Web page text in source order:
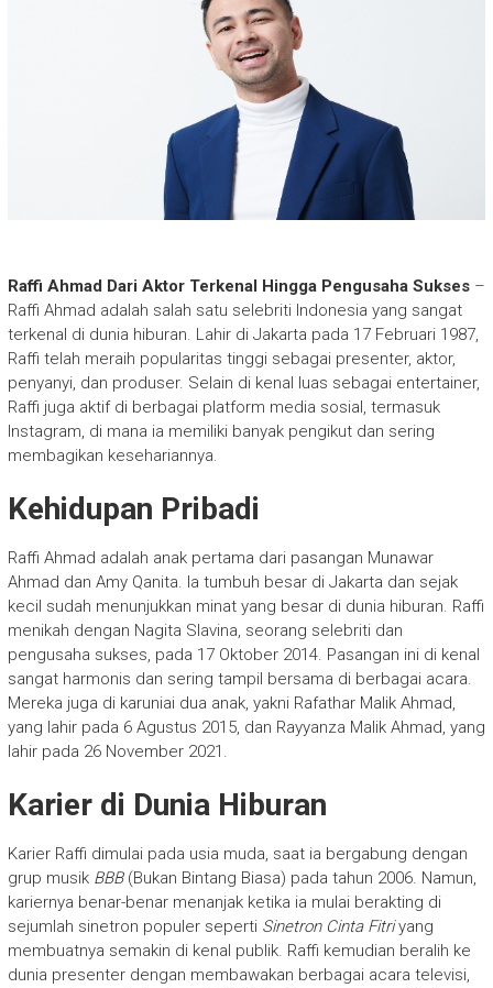
Raffi Ahmad Dari Aktor Terkenal Hingga Pengusaha Sukses–
Raffi Ahmad adalah salah satu selebriti Indonesia yang sangat
terkenal di dunia hiburan. Lahir di Jakarta pada 17 Februari 1987,
Raffi telah meraih popularitas tinggi sebagai presenter, aktor,
penyanyi, dan produser. Selain di kenal luas sebagai entertainer,
Raffi juga aktif di berbagai platform media sosial, termasuk
Instagram, di mana ia memiliki banyak pengikut dan sering
membagikan kesehariannya.
Kehidupan Pribadi
Raffi Ahmad adalah anak pertama dari pasangan Munawar
Ahmad dan Amy Qanita. Ia tumbuh besar di Jakarta dan sejak
kecil sudah menunjukkan minat yang besar di dunia hiburan. Raffi
menikah dengan Nagita Slavina, seorang selebriti dan
pengusaha sukses, pada 17 Oktober 2014. Pasangan ini di kenal
sangat harmonis dan sering tampil bersama di berbagai acara.
Mereka juga di karuniai dua anak, yakni Rafathar Malik Ahmad,
yang lahir pada 6 Agustus 2015, dan Rayyanza Malik Ahmad, yang
lahir pada 26 November 2021.
Karier di Dunia Hiburan
Karier Raffi dimulai pada usia muda, saat ia bergabung dengan
grup musik BBB(Bukan Bintang Biasa) pada tahun 2006. Namun,
kariernya benar-benar menanjak ketika ia mulai berakting di
sejumlah sinetron populer seperti Sinetron Cinta Fitriyang
membuatnya semakin di kenal publik. Raffi kemudian beralih ke
dunia presenter dengan membawakan berbagai acara televisi,